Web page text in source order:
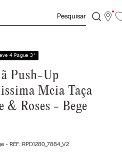
4 Pague 3*
Push-Up
Meia Taça
& Roses - Bege
- REF.: RPD1280_7884_V2